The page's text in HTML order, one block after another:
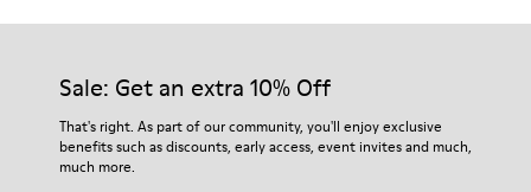
Sale: Get an extra 10% Off
That's right. As part of our community, you'll enjoy exclusive
benefits such as discounts, early access, event invites and much,
much more.